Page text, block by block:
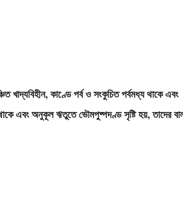
খাদ্যবিহীন, কাণ্ডে পর্ব ও সংকুচিত পর্বমধ্য থাকে এবং
এবং অনুকূল ঋতুতে ভৌমপুষ্পদণ্ড সৃষ্টি হয়, তাদের